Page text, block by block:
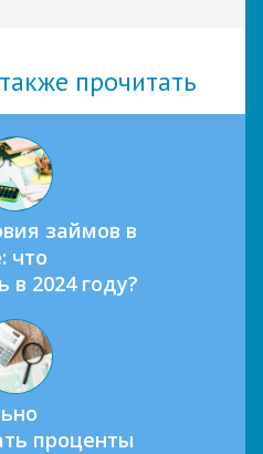
прочитать
займов в
что
в 2024 году?
проценты